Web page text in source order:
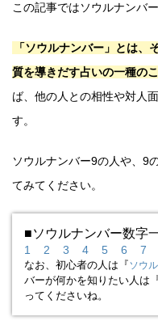
この記事ではソウルナンバ
「ソウルナンバー」とは
質を導きだす占いの一種の
ば、他の人との相性や対人
す。
ソウルナンバー9の人や、9
てみてください。
■ソウルナンバー数字
1 2 3 4 5 6 7
なお、初心者の人は『ソウ
バーが何かを知りたい人は
ってくださいね。